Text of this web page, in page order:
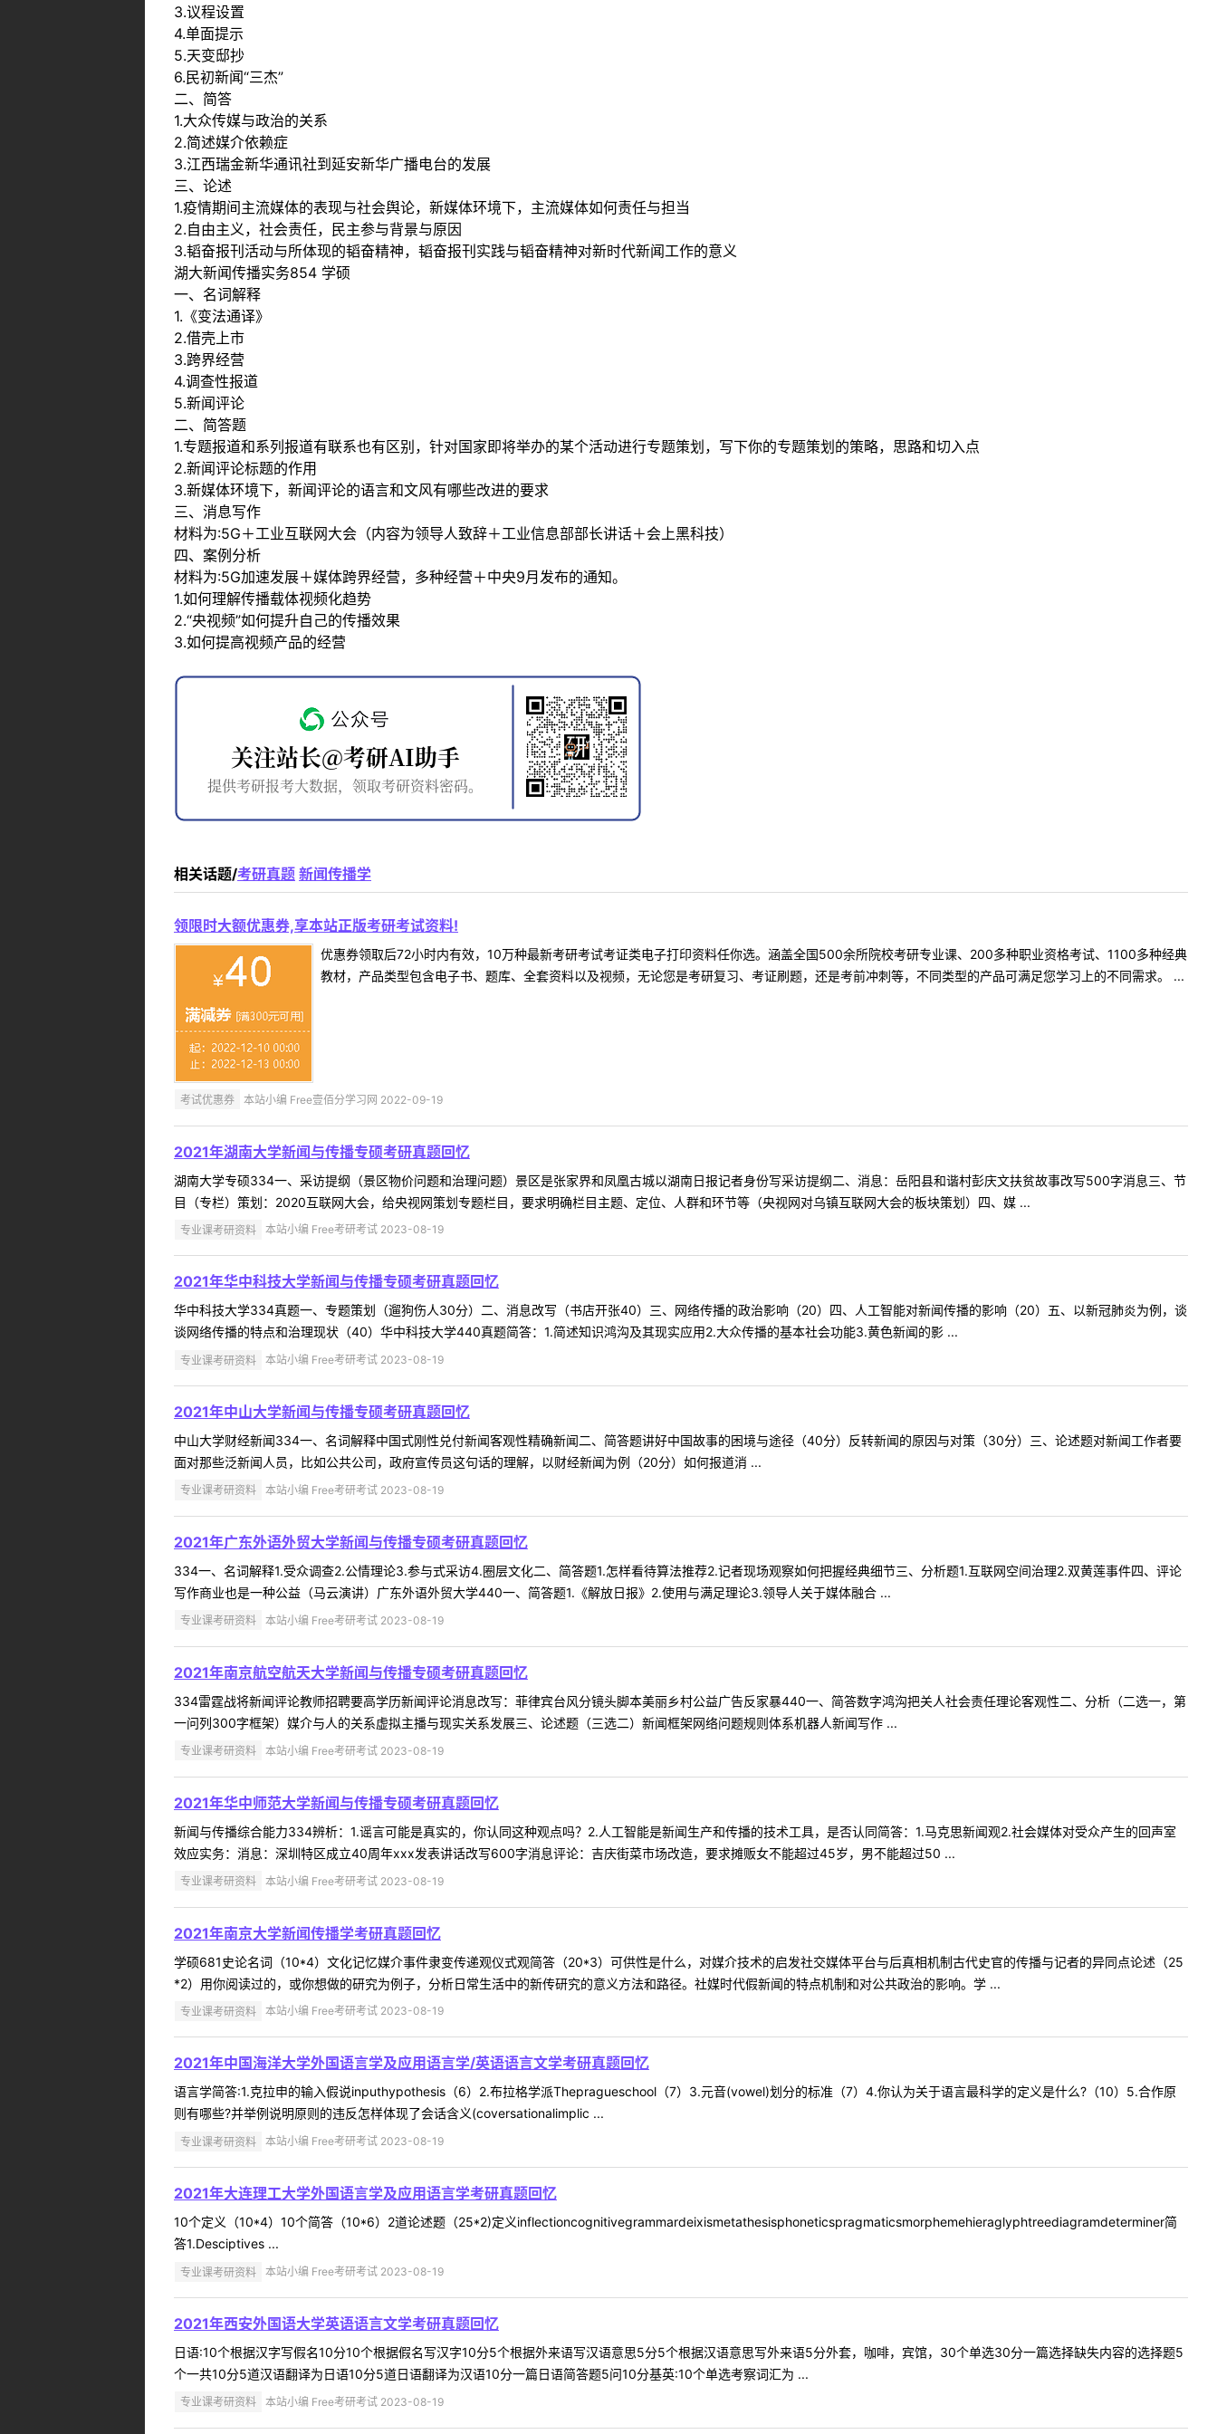
3.议程设置
4.单面提示
5.天变邸抄
6.民初新闻“三杰”
二、简答
1.大众传媒与政治的关系
2.简述媒介依赖症
3.江西瑞金新华通讯社到延安新华广播电台的发展
三、论述
1.疫情期间主流媒体的表现与社会舆论，新媒体环境下，主流媒体如何责任与担当
2.自由主义，社会责任，民主参与背景与原因
3.韬奋报刊活动与所体现的韬奋精神，韬奋报刊实践与韬奋精神对新时代新闻工作的意义
湖大新闻传播实务854 学硕
一、名词解释
1.《变法通译》
2.借壳上市
3.跨界经营
4.调查性报道
5.新闻评论
二、简答题
1.专题报道和系列报道有联系也有区别，针对国家即将举办的某个活动进行专题策划，写下你的专题策划的策略，思路和切入点
2.新闻评论标题的作用
3.新媒体环境下，新闻评论的语言和文风有哪些改进的要求
三、消息写作
材料为:5G＋工业互联网大会（内容为领导人致辞＋工业信息部部长讲话＋会上黑科技）
四、案例分析
材料为:5G加速发展＋媒体跨界经营，多种经营＋中央9月发布的通知。
1.如何理解传播载体视频化趋势
2.“央视频”如何提升自己的传播效果
3.如何提高视频产品的经营
相关话题/考研真题 新闻传播学
领限时大额优惠券,享本站正版考研考试资料!
优惠券领取后72小时内有效，10万种最新考研考试考证类电子打印资料任你选。涵盖全国500余所院校考研专业课、200多种职业资格考试、1100多种经典
教材，产品类型包含电子书、题库、全套资料以及视频，无论您是考研复习、考证刷题，还是考前冲刺等，不同类型的产品可满足您学习上的不同需求。 ...
考试优惠券 本站小编 Free壹佰分学习网 2022-09-19
2021年湖南大学新闻与传播专硕考研真题回忆
湖南大学专硕334一、采访提纲（景区物价问题和治理问题）景区是张家界和凤凰古城以湖南日报记者身份写采访提纲二、消息：岳阳县和谐村彭庆文扶贫故事改写500字消息三、节
目（专栏）策划：2020互联网大会，给央视网策划专题栏目，要求明确栏目主题、定位、人群和环节等（央视网对乌镇互联网大会的板块策划）四、媒 ...
专业课考研资料 本站小编 Free考研考试 2023-08-19
2021年华中科技大学新闻与传播专硕考研真题回忆
华中科技大学334真题一、专题策划（遛狗伤人30分）二、消息改写（书店开张40）三、网络传播的政治影响（20）四、人工智能对新闻传播的影响（20）五、以新冠肺炎为例，谈
谈网络传播的特点和治理现状（40）华中科技大学440真题简答：1.简述知识鸿沟及其现实应用2.大众传播的基本社会功能3.黄色新闻的影 ...
专业课考研资料 本站小编 Free考研考试 2023-08-19
2021年中山大学新闻与传播专硕考研真题回忆
中山大学财经新闻334一、名词解释中国式刚性兑付新闻客观性精确新闻二、简答题讲好中国故事的困境与途径（40分）反转新闻的原因与对策（30分）三、论述题对新闻工作者要
面对那些泛新闻人员，比如公共公司，政府宣传员这句话的理解，以财经新闻为例（20分）如何报道消 ...
专业课考研资料 本站小编 Free考研考试 2023-08-19
2021年广东外语外贸大学新闻与传播专硕考研真题回忆
334一、名词解释1.受众调查2.公情理论3.参与式采访4.圈层文化二、简答题1.怎样看待算法推荐2.记者现场观察如何把握经典细节三、分析题1.互联网空间治理2.双黄莲事件四、评论
写作商业也是一种公益（马云演讲）广东外语外贸大学440一、简答题1.《解放日报》2.使用与满足理论3.领导人关于媒体融合 ...
专业课考研资料 本站小编 Free考研考试 2023-08-19
2021年南京航空航天大学新闻与传播专硕考研真题回忆
334雷霆战将新闻评论教师招聘要高学历新闻评论消息改写：菲律宾台风分镜头脚本美丽乡村公益广告反家暴440一、简答数字鸿沟把关人社会责任理论客观性二、分析（二选一，第
一问列300字框架）媒介与人的关系虚拟主播与现实关系发展三、论述题（三选二）新闻框架网络问题规则体系机器人新闻写作 ...
专业课考研资料 本站小编 Free考研考试 2023-08-19
2021年华中师范大学新闻与传播专硕考研真题回忆
新闻与传播综合能力334辨析：1.谣言可能是真实的，你认同这种观点吗？2.人工智能是新闻生产和传播的技术工具，是否认同简答：1.马克思新闻观2.社会媒体对受众产生的回声室
效应实务：消息：深圳特区成立40周年xxx发表讲话改写600字消息评论：吉庆街菜市场改造，要求摊贩女不能超过45岁，男不能超过50 ...
专业课考研资料 本站小编 Free考研考试 2023-08-19
2021年南京大学新闻传播学考研真题回忆
学硕681史论名词（10*4）文化记忆媒介事件隶变传递观仪式观简答（20*3）可供性是什么，对媒介技术的启发社交媒体平台与后真相机制古代史官的传播与记者的异同点论述（25
*2）用你阅读过的，或你想做的研究为例子，分析日常生活中的新传研究的意义方法和路径。社媒时代假新闻的特点机制和对公共政治的影响。学 ...
专业课考研资料 本站小编 Free考研考试 2023-08-19
2021年中国海洋大学外国语言学及应用语言学/英语语言文学考研真题回忆
语言学简答:1.克拉申的输入假说inputhypothesis（6）2.布拉格学派Thepragueschool（7）3.元音(vowel)划分的标准（7）4.你认为关于语言最科学的定义是什么?（10）5.合作原
则有哪些?并举例说明原则的违反怎样体现了会话含义(coversationalimplic ...
专业课考研资料 本站小编 Free考研考试 2023-08-19
2021年大连理工大学外国语言学及应用语言学考研真题回忆
10个定义（10*4）10个简答（10*6）2道论述题（25*2)定义inflectioncognitivegrammardeixismetathesisphoneticspragmaticsmorphemehieraglyphtreediagramdeterminer简
答1.Desciptives ...
专业课考研资料 本站小编 Free考研考试 2023-08-19
2021年西安外国语大学英语语言文学考研真题回忆
日语:10个根据汉字写假名10分10个根据假名写汉字10分5个根据外来语写汉语意思5分5个根据汉语意思写外来语5分外套，咖啡，宾馆，30个单选30分一篇选择缺失内容的选择题5
个一共10分5道汉语翻译为日语10分5道日语翻译为汉语10分一篇日语简答题5问10分基英:10个单选考察词汇为 ...
专业课考研资料 本站小编 Free考研考试 2023-08-19